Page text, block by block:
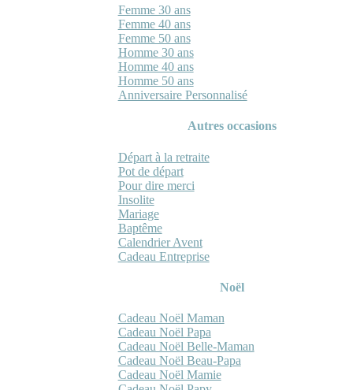
Femme 30 ans
Femme 40 ans
Femme 50 ans
Homme 30 ans
Homme 40 ans
Homme 50 ans
Anniversaire Personnalisé
Autres occasions
Départ à la retraite
Pot de départ
Pour dire merci
Insolite
Mariage
Baptême
Calendrier Avent
Cadeau Entreprise
Noël
Cadeau Noël Maman
Cadeau Noël Papa
Cadeau Noël Belle-Maman
Cadeau Noël Beau-Papa
Cadeau Noël Mamie